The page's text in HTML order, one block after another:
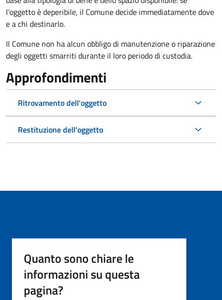
l’oggetto è deperibile, il Comune decide immediatamente dove
e a chi destinarlo.
Il Comune non ha alcun obbligo di manutenzione o riparazione
degli oggetti smarriti durante il loro periodo di custodia.
Approfondimenti
Ritrovamento dell'oggetto
Restituzione dell'oggetto
Quanto sono chiare le
informazioni su questa
pagina?